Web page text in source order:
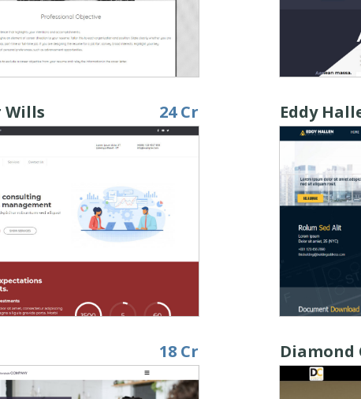
Wills 24 Cr Eddy
18 Cr Diamond